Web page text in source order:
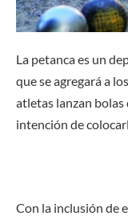
La petanca es un
que se agregará a
atletas lanzan
intención de
Con la inclusión de